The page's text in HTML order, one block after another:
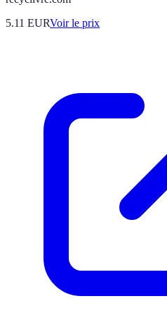
5.11 EURVoir le prix